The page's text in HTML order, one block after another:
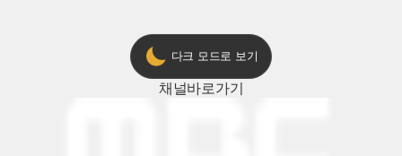
다크 모드로 보기
채널바로가기